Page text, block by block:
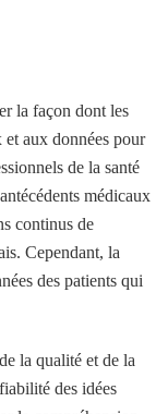
la façon dont les
et aux données pour
de la santé
médicaux
continus de
Cependant, la
des patients qui
la qualité et de la
des idées